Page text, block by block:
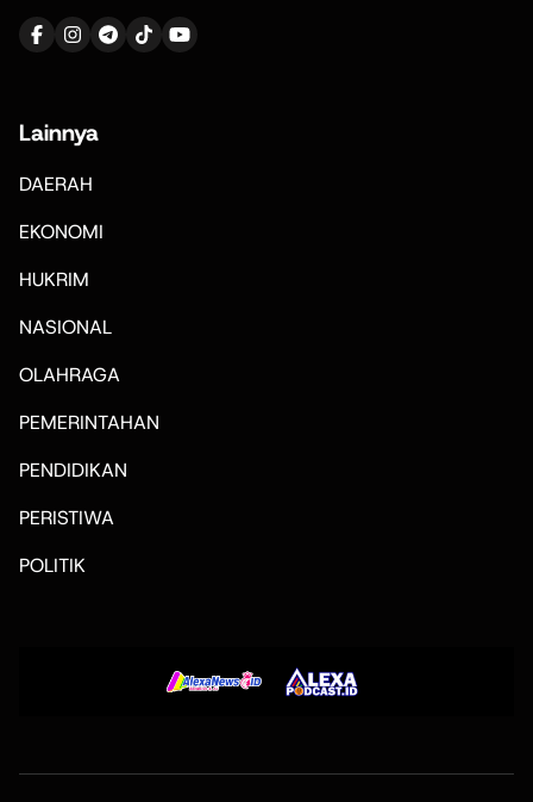
Lainnya
DAERAH
EKONOMI
HUKRIM
NASIONAL
OLAHRAGA
PEMERINTAHAN
PENDIDIKAN
PERISTIWA
POLITIK